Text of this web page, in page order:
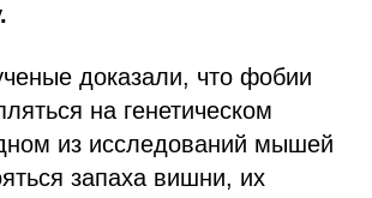
доказали, что фобии
на генетическом
из исследований мышей
запаха вишни, их